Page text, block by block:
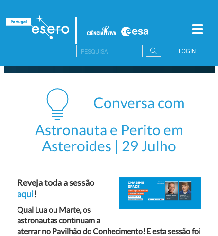
LOGIN
Conversa com
Astronauta e Perito em
Asteroides | 29 Julho
Reveja toda a sessão
aqui!
Qual Lua ou Marte, os
astronautas continuam a
aterrar no Pavilhão do Conhecimento! E esta sessão foi